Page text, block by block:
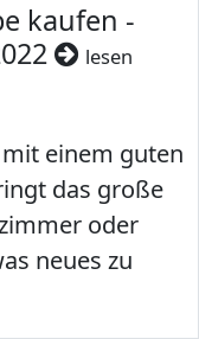
kaufen -
lesen
einem guten
das große
oder
neues zu